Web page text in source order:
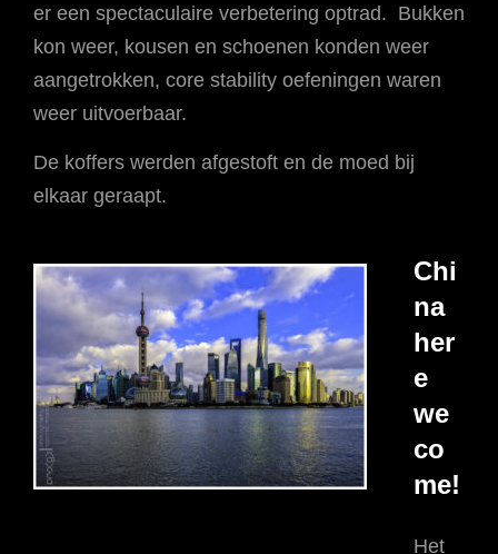
er een spectaculaire verbetering optrad. Bukken
kon weer, kousen en schoenen konden weer
aangetrokken, core stability oefeningen waren
weer uitvoerbaar.
De koffers werden afgestoft en de moed bij
elkaar geraapt.
Chi
na
her
e
we
co
me!
Het